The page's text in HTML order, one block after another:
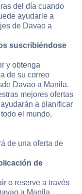
del día cuando
ayudarle a
de Davao a
suscribiéndose
y obtenga
de su correo
Davao a Manila.
mejores ofertas
a planificar
el mundo,
de una oferta de
de
o reserve a través